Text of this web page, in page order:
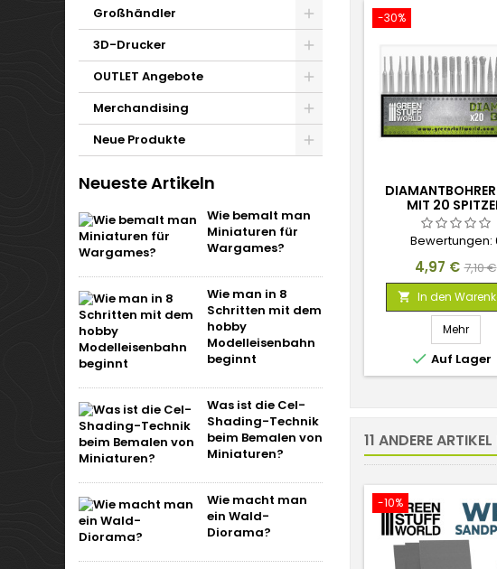
Großhändler
3D-Drucker
OUTLET Angebote
Merchandising
Neue Produkte
Neueste Artikeln
Wie bemalt man
Miniaturen für
Wargames?
Wie man in 8
Schritten mit dem
hobby
Modelleisenbahn
beginnt
Was ist die Cel-
Shading-Technik
beim Bemalen von
Miniaturen?
Wie macht man
ein Wald-
Diorama?
-30%
MIT 20
Bewertungen:
Preis
4,97 € 7,10 €
 In den
Mehr
 Auf Lager
11 ANDERE
-10%